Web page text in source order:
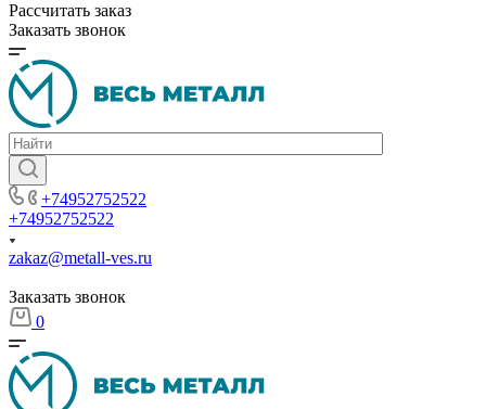
Рассчитать заказ
Заказать звонок
+74952752522
+74952752522
zakaz@metall-ves.ru
Заказать звонок
0